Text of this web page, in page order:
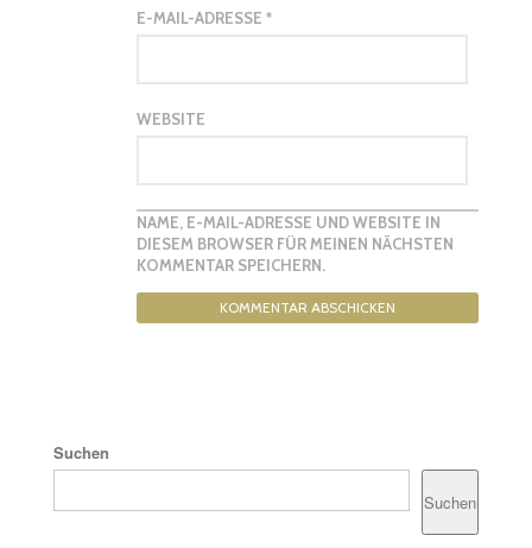
E-MAIL-ADRESSE*
WEBSITE
NAME, E-MAIL-ADRESSE UND WEBSITE IN
DIESEM BROWSER FÜR MEINEN NÄCHSTEN
KOMMENTAR SPEICHERN.
Suchen
Suchen